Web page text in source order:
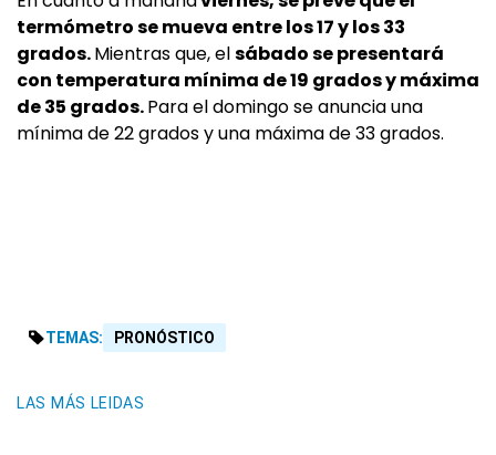
termómetro se mueva entre los 17 y los 33
grados.Mientras que, elsábado se presentará
con temperatura mínima de 19 grados y máxima
de 35 grados.Para eldomingo se anuncia una
mínima de 22 grados y una máxima de 33 grados.
TEMAS: PRONÓSTICO
LAS MÁS LEIDAS